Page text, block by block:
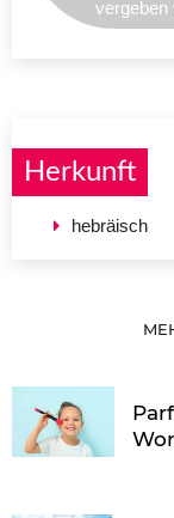
vergeben
Herkunft
hebräisch